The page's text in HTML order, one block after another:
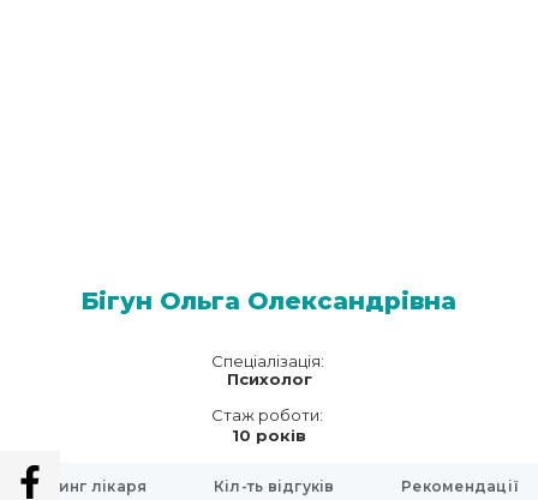
Бігун Ольга Олександрівна
Спеціалізація:
Психолог
Стаж роботи:
10 років
Рейтинг лікаря Кіл-ть відгуків Рекомендації